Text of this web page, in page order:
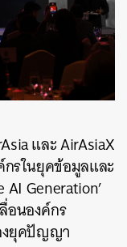
และ AirAsiaX
รในยุคข้อมูลและ
Generation’
อนองค์กร
งยุคปัญญา